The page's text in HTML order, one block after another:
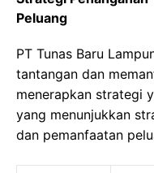
Peluang
PT Tunas Baru
tantangan dan
menerapkan strategi
yang menunjukkan
dan pemanfaatan